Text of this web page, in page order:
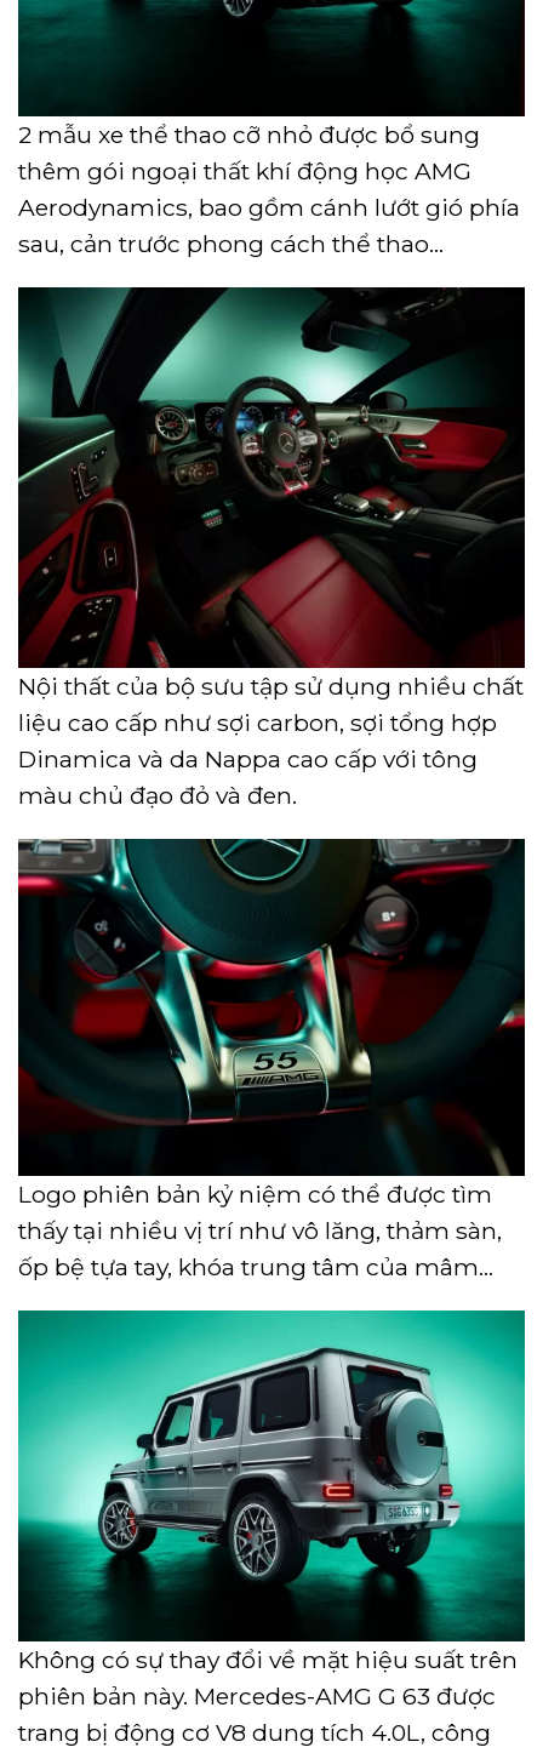
2 mẫu xe thể thao cỡ nhỏ được bổ sung
thêm gói ngoại thất khí động học AMG
Aerodynamics, bao gồm cánh lướt gió phía
sau, cản trước phong cách thể thao…
Nội thất của bộ sưu tập sử dụng nhiều chất
liệu cao cấp như sợi carbon, sợi tổng hợp
Dinamica và da Nappa cao cấp với tông
màu chủ đạo đỏ và đen.
Logo phiên bản kỷ niệm có thể được tìm
thấy tại nhiều vị trí như vô lăng, thảm sàn,
ốp bệ tựa tay, khóa trung tâm của mâm…
Không có sự thay đổi về mặt hiệu suất trên
phiên bản này. Mercedes-AMG G 63 được
trang bị động cơ V8 dung tích 4.0L, công